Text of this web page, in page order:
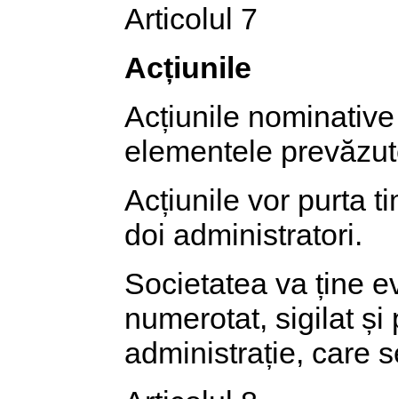
Articolul 7
Acțiunile
Acțiunile
elementele
Acțiunile vor purta
doi administratori.
Societatea va ține
numerotat, sigilat
administrație, care